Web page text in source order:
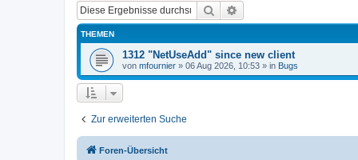
Suche
THEMEN
1312 "NetUseAdd" since new client
von mfournier » 06 Aug 2026, 10:53 » in Bugs
Zur erweiterten Suche
Foren-Übersicht